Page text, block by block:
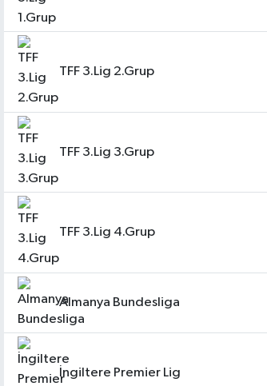
TFF 3.Lig 2.Grup
TFF 3.Lig 3.Grup
TFF 3.Lig 4.Grup
Almanya Bundesliga
İngiltere Premier Lig